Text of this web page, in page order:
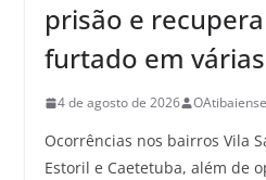
prisão e
furtado em
4 de agosto de 2026 OAtibaiense
Ocorrências nos bairros Vila
Estoril e Caetetuba, além de